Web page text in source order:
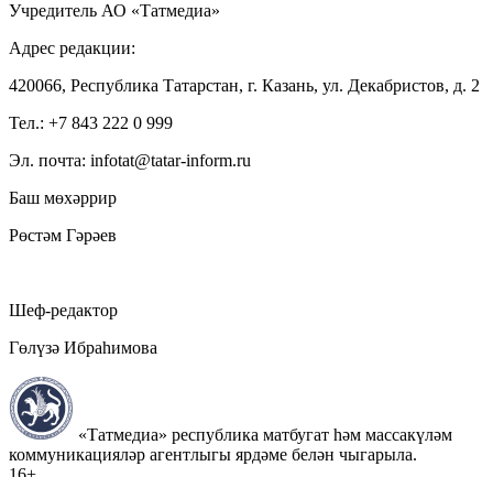
Учредитель АО «Татмедиа»
Адрес редакции:
420066, Республика Татарстан, г. Казань, ул. Декабристов, д. 2
Тел.: +7 843 222 0 999
Эл. почта: infotat@tatar-inform.ru
Баш мөхәррир
Рөстәм Гәрәев
Шеф-редактор
Гөлүзә Ибраһимова
«Татмедиа» республика матбугат һәм массакүләм
коммуникацияләр агентлыгы ярдәме белән чыгарыла.